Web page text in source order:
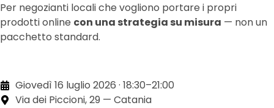
Per negozianti locali che vogliono portare i propri
prodotti online con una strategia su misura — non un
pacchetto standard.
Giovedì 16 luglio 2026 · 18:30–21:00
Via dei Piccioni, 29 — Catania